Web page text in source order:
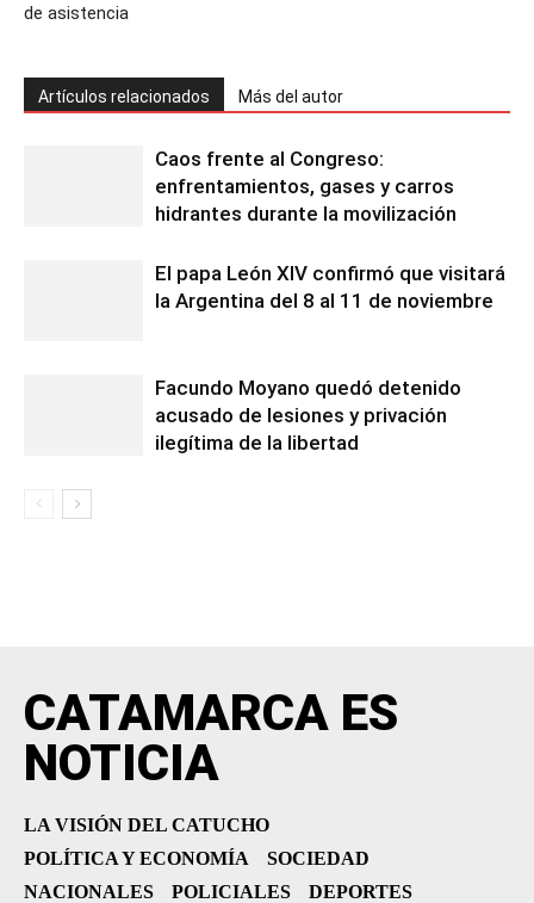
de asistencia
Artículos relacionados Más del autor
Caos frente al Congreso:
enfrentamientos, gases y carros
hidrantes durante la movilización
El papa León XIV confirmó que visitará
la Argentina del 8 al 11 de noviembre
Facundo Moyano quedó detenido
acusado de lesiones y privación
ilegítima de la libertad
CATAMARCA ES
NOTICIA
LA VISIÓN DEL CATUCHO
POLÍTICA Y ECONOMÍA
SOCIEDAD
NACIONALES
POLICIALES
DEPORTES